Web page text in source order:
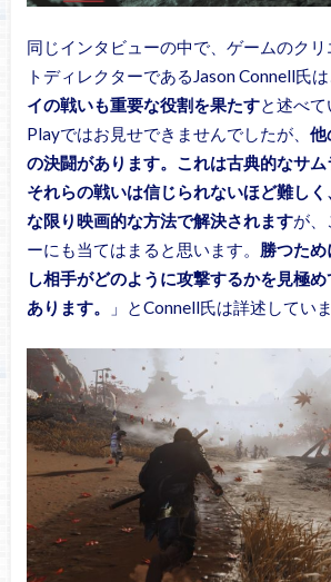
同じインタビューの中で、ゲームのク
トディレクターであるJason Connell氏は
イの戦いも重要な役割を果たすと述べ
Playではお見せできませんでしたが、 他
の決闘があります。これは古典的なサム
それらの戦いは信じられないほど難し
な限り映画的な方法で解決されますが、
ーにも当てはまると思います。 勝つた
し相手がどのように攻撃するかを見極
あります。
」とConnell氏は詳述していま